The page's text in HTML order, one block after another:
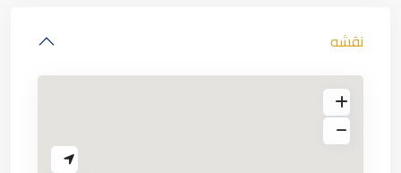
نقشه